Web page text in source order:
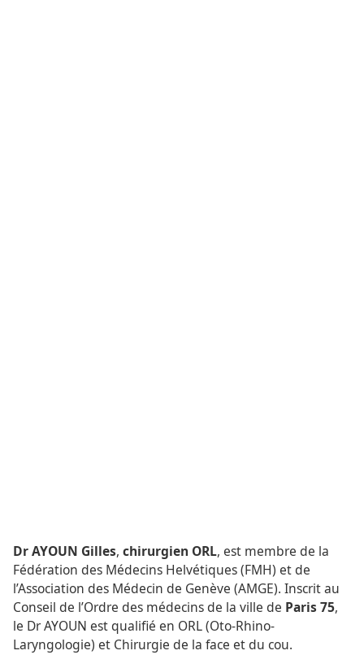
Dr AYOUN Gilles, chirurgien ORL, est membre de la
Fédération des Médecins Helvétiques (FMH) et de
l’Association des Médecin de Genève (AMGE). Inscrit au
Conseil de l’Ordre des médecins de la ville de Paris 75,
le Dr AYOUN est qualifié en ORL (Oto-Rhino-
Laryngologie) et Chirurgie de la face et du cou.